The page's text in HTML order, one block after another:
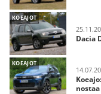
KOEAJOT
Dacia
KOEAJOT